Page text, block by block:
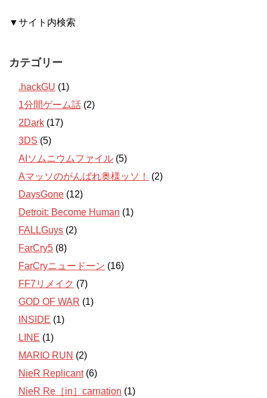
▼サイト内検索
カテゴリー
.hackGU (1)
1分間ゲーム話 (2)
2Dark (17)
3DS (5)
AIソムニウムファイル (5)
Aマッソのがんばれ奥様ッソ！
(2)
DaysGone (12)
Detroit: Become Human (1)
FALLGuys (2)
FarCry5 (8)
FarCryニュードーン (16)
FF7リメイク (7)
GOD OF WAR (1)
INSIDE (1)
LINE (1)
MARIO RUN (2)
NieR Replicant(6)
NieR Re［in］carnation (1)